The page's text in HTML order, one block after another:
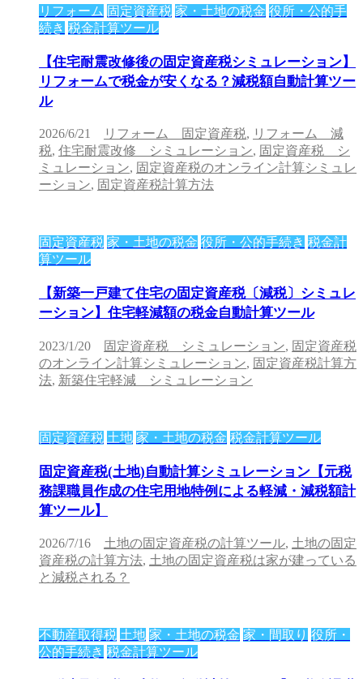
リフォーム 固定資産税 家・土地の税金 役所・公的手
続き 税金計算ツール
【住宅耐震改修後の固定資産税シミュレーション】
リフォームで税金が安くなる？減税額自動計算ツー
ル
2026/6/21 リフォーム 固定資産税, リフォーム 減
税, 住宅耐震改修 シミュレーション, 固定資産税 シ
ミュレーション, 固定資産税のオンライン計算シミュレ
ーション, 固定資産税計算方法
固定資産税 家・土地の税金 役所・公的手続き 税金計
算ツール
【新築一戸建て住宅の固定資産税〔減税〕シミュレ
ーション】住宅軽減額の税金自動計算ツール
2023/1/20 固定資産税 シミュレーション, 固定資産税
のオンライン計算シミュレーション, 固定資産税計算方
法, 新築住宅軽減 シミュレーション
固定資産税 土地 家・土地の税金 税金計算ツール
固定資産税(土地)自動計算シミュレーション【元税
務課職員作成の住宅用地特例による軽減・減税額計
算ツール】
2026/7/16 土地の固定資産税の計算ツール, 土地の固定
資産税の計算方法, 土地の固定資産税は家が建っている
と減税される？
不動産取得税 土地 家・土地の税金 家・間取り 役所・
公的手続き 税金計算ツール